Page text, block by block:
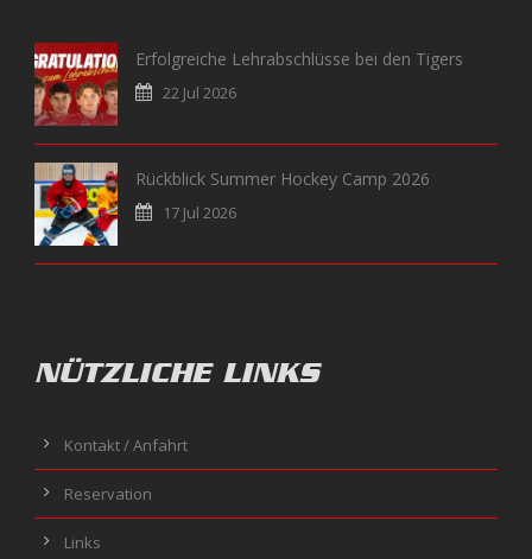
Erfolgreiche Lehrabschlüsse bei den Tigers
22 Jul 2026
Rückblick Summer Hockey Camp 2026
17 Jul 2026
NÜTZLICHE LINKS
Kontakt / Anfahrt
Reservation
Links